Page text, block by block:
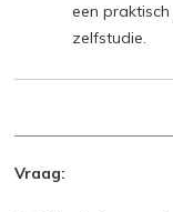
een
zelfstudie.
Vraag: